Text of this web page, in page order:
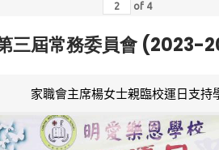
of 4
三屆常務委員會 (2023-
家職會主席楊女士親臨校運日支持